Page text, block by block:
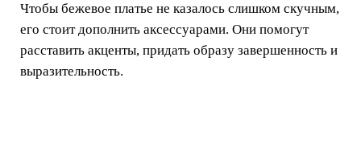
Чтобы бежевое платье не казалось слишком скучным,
его стоит дополнить аксессуарами. Они помогут
расставить акценты, придать образу завершенность и
выразительность.